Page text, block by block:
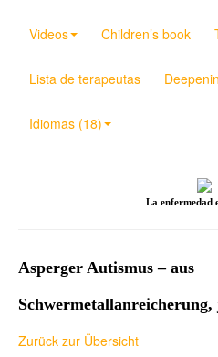
Videos Children’s book
Lista de terapeutas
Idiomas (18)
La enfermedad
Asperger Autismus – aus
Schwermetallanreicherung,
Zurück zur Übersicht